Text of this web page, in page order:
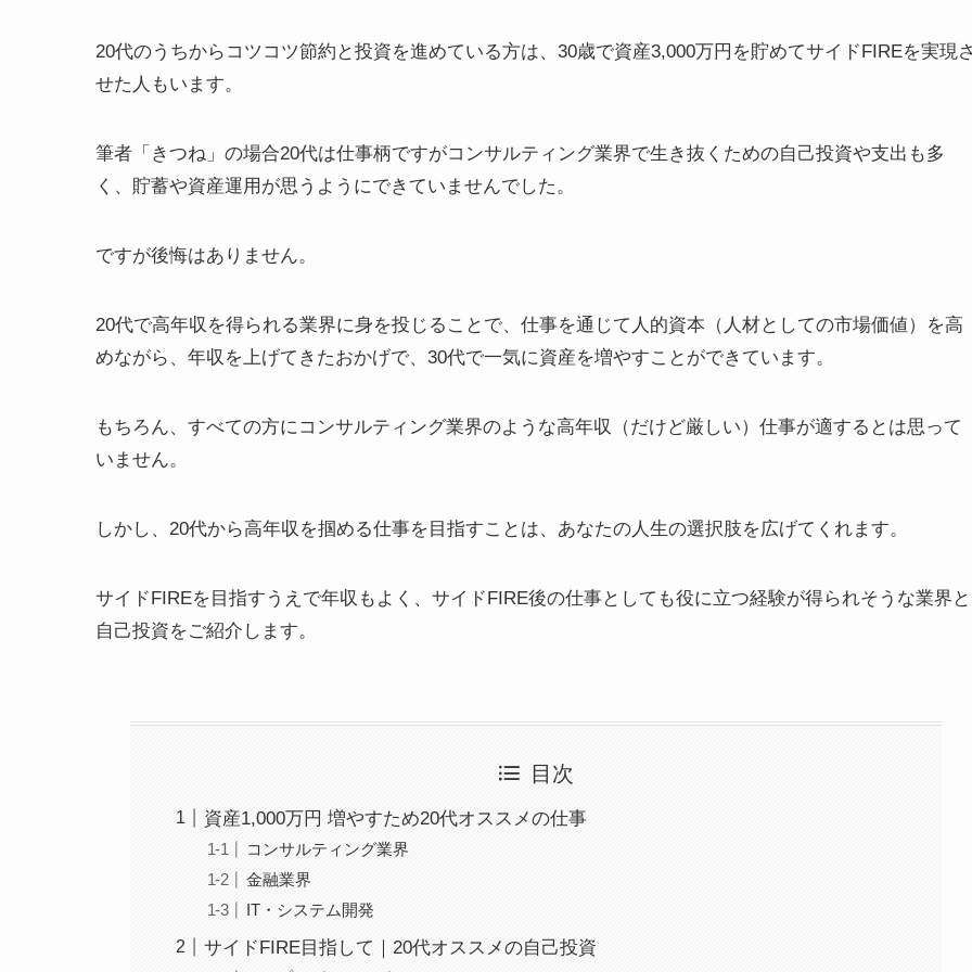
20代のうちからコツコツ節約と投資を進めている方は、30歳で資産3,000万円を貯めてサイドFIREを実現
せた人もいます。
筆者「きつね」の場合20代は仕事柄ですがコンサルティング業界で生き抜くための自己投資や支出も多
く、貯蓄や資産運用が思うようにできていませんでした。
ですが後悔はありません。
20代で高年収を得られる業界に身を投じることで、仕事を通じて人的資本（人材としての市場価値）を高
めながら、年収を上げてきたおかげで、30代で一気に資産を増やすことができています。
もちろん、すべての方にコンサルティング業界のような高年収（だけど厳しい）仕事が適するとは思って
いません。
しかし、20代から高年収を掴める仕事を目指すことは、あなたの人生の選択肢を広げてくれます。
サイドFIREを目指すうえで年収もよく、サイドFIRE後の仕事としても役に立つ経験が得られそうな業界と
自己投資をご紹介します。
目次
資産1,000万円 増やすため20代オススメの仕事
コンサルティング業界
金融業界
IT・システム開発
サイドFIRE目指して｜20代オススメの自己投資